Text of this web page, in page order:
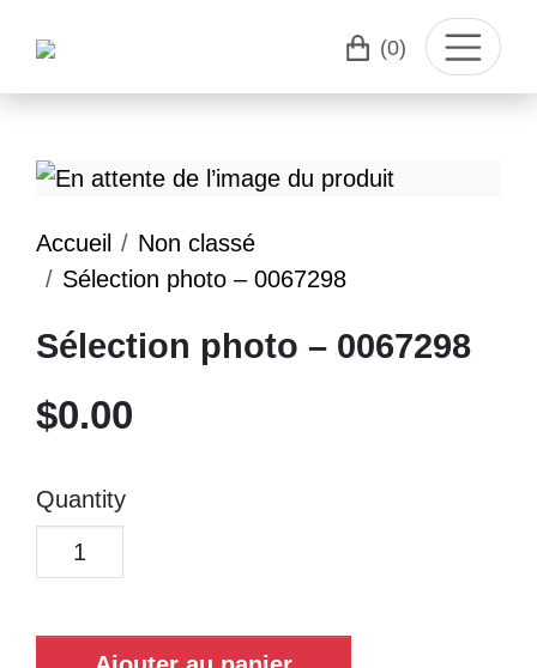
(0)
Accueil
Non classé
Sélection photo – 0067298
Sélection photo – 0067298
$0.00
Quantity